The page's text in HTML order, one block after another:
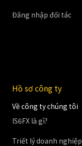
Đăng nhập đối tác
Hồ sơ công ty
Về công ty chúng tôi
IS6FX là gì?
Triết lý doanh nghiệp